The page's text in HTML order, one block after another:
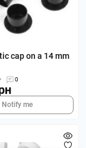
cap on a 14 mm
0
Notify me